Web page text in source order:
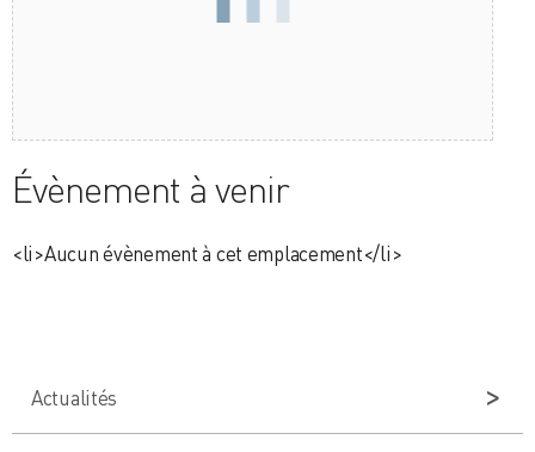
Évènement à venir
<li>Aucun évènement à cet emplacement</li>
Actualités